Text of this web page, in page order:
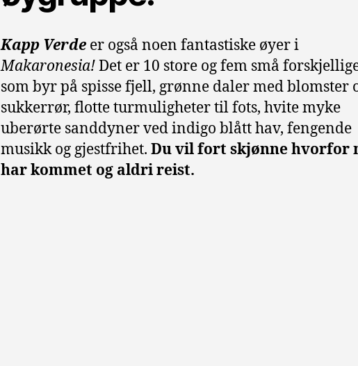
Kapp Verde er også noen fantastiske øyer i
Makaronesia!Det er 10 store og fem små
som byr på spisse fjell, grønne daler med blomster
sukkerrør, flotte turmuligheter til fots, hvite myke
uberørte sanddyner ved indigo blått hav, fengende
musikk og gjestfrihet. Du vil fort skjønne hvorfor
har kommet og aldri reist.